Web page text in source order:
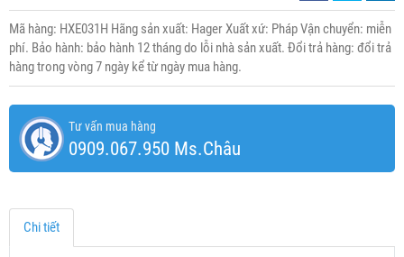
Mã hàng: HXE031H Hãng sản xuất: Hager Xuất xứ: Pháp Vận chuyển: miễn
phí. Bảo hành: bảo hành 12 tháng do lỗi nhà sản xuất. Đổi trả hàng: đổi trả
hàng trong vòng 7 ngày kể từ ngày mua hàng.
Tư vấn mua hàng
0909.067.950 Ms.Châu
Chi tiết